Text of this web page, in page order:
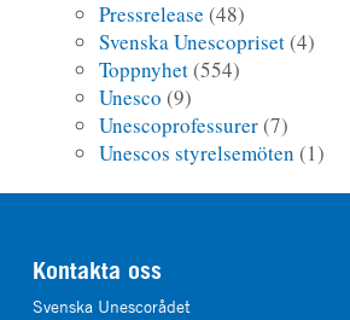
Pressrelease (48)
Svenska Unescopriset(4)
Toppnyhet(554)
Unesco (9)
Unescoprofessurer(7)
Unescos styrelsemöten (1)
Kontakta oss
Svenska Unescorådet